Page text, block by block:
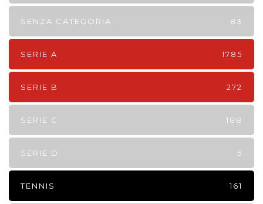
SENZA CATEGORIA 83
SERIE A 1785
SERIE B 272
SERIE C 188
SERIE D 5
TENNIS 161